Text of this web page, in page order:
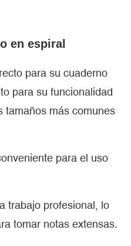
en espiral
para su cuaderno
para su funcionalidad
tamaños más comunes
para el uso
trabajo profesional, lo
tomar notas extensas.